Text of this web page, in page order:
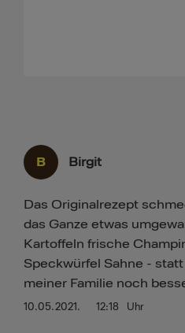
B Birgit
10.05.2021. 12:18 Uhr
Das Originalrezept
das Ganze etwas
Kartoffeln frische
Speckwürfel Sahne -
meiner Familie noch